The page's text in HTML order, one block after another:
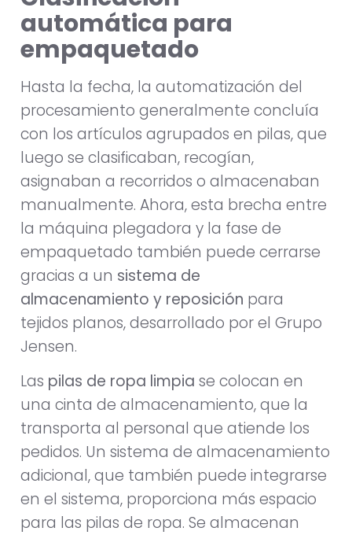
automática para
empaquetado
Hasta la fecha, la automatización del
procesamiento generalmente concluía
con los artículos agrupados en pilas, que
luego se clasificaban, recogían,
asignaban a recorridos o almacenaban
manualmente. Ahora, esta brecha entre
la máquina plegadora y la fase de
empaquetado también puede cerrarse
gracias a un sistema de
almacenamiento y reposición para
tejidos planos, desarrollado por el Grupo
Jensen.
Las pilas de ropa limpia se colocan en
una cinta de almacenamiento, que la
transporta al personal que atiende los
pedidos. Un sistema de almacenamiento
adicional, que también puede integrarse
en el sistema, proporciona más espacio
para las pilas de ropa. Se almacenan